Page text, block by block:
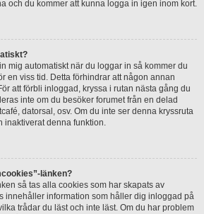
och du kommer att kunna logga in igen inom kort.
mig automatiskt när du loggar in så kommer du
en viss tid. Detta förhindrar att någon annan
att förbli inloggad, kryssa i rutan nästa gång du
inte om du besöker forumet från en delad
datorsal, osv. Om du inte ser denna kryssruta
inaktiverat denna funktion.
länken?
så tas alla cookies som har skapats av
innehåller information som håller dig inloggad på
trådar du läst och inte läst. Om du har problem